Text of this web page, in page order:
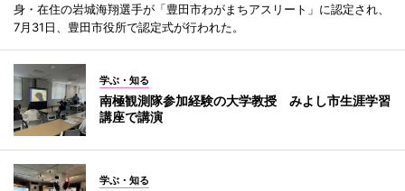
身・在住の岩城海翔選手が「豊田市わがまちアスリート」に認定され、
7月31日、豊田市役所で認定式が行われた。
学ぶ・知る
南極観測隊参加経験の大学教授 みよし市生涯学習
講座で講演
学ぶ・知る